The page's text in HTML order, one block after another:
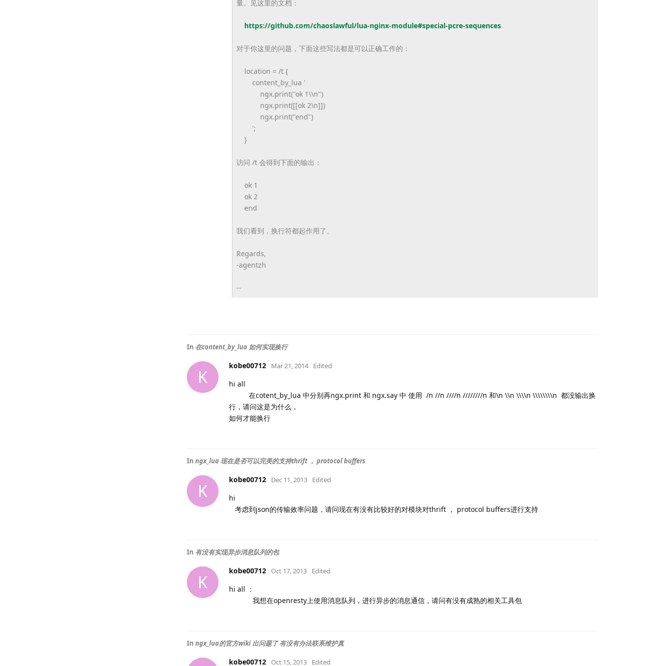
量。见这里的文档：
https://github.com/chaoslawful/lua-nginx-module#special-pcre-sequences
对于你这里的问题，下面这些写法都是可以正确工作的：
location = /t {
content_by_lua '
ngx.print("ok 1\\n")
ngx.print([[ok 2\n]])
ngx.print("end")
';
}
访问 /t 会得到下面的输出：
ok 1
ok 2
end
我们看到，换行符都起作用了。
Regards,
-agentzh
--
In 在content_by_lua 如何实现换行
K
kobe00712 Mar 21, 2014 Edited
hi all
在cotent_by_lua 中分别再ngx.print 和 ngx.say 中 使用 /n //n ////n ////////n 和\n \\n \\\\n \\\\\\\\n 都没输出换
行，请问这是为什么，
如何才能换行
In ngx_lua 现在是否可以完美的支持thrift ， protocol buffers
K
kobe00712 Dec 11, 2013 Edited
hi
考虑到json的传输效率问题，请问现在有没有比较好的对模块对thrift ， protocol buffers进行支持
In 有没有实现异步消息队列的包
K
kobe00712 Oct 17, 2013 Edited
hi all ：
我想在openresty上使用消息队列，进行异步的消息通信，请问有没有成熟的相关工具包
In ngx_lua的官方wiki 出问题了 有没有办法联系维护真
kobe00712 Oct 15, 2013 Edited